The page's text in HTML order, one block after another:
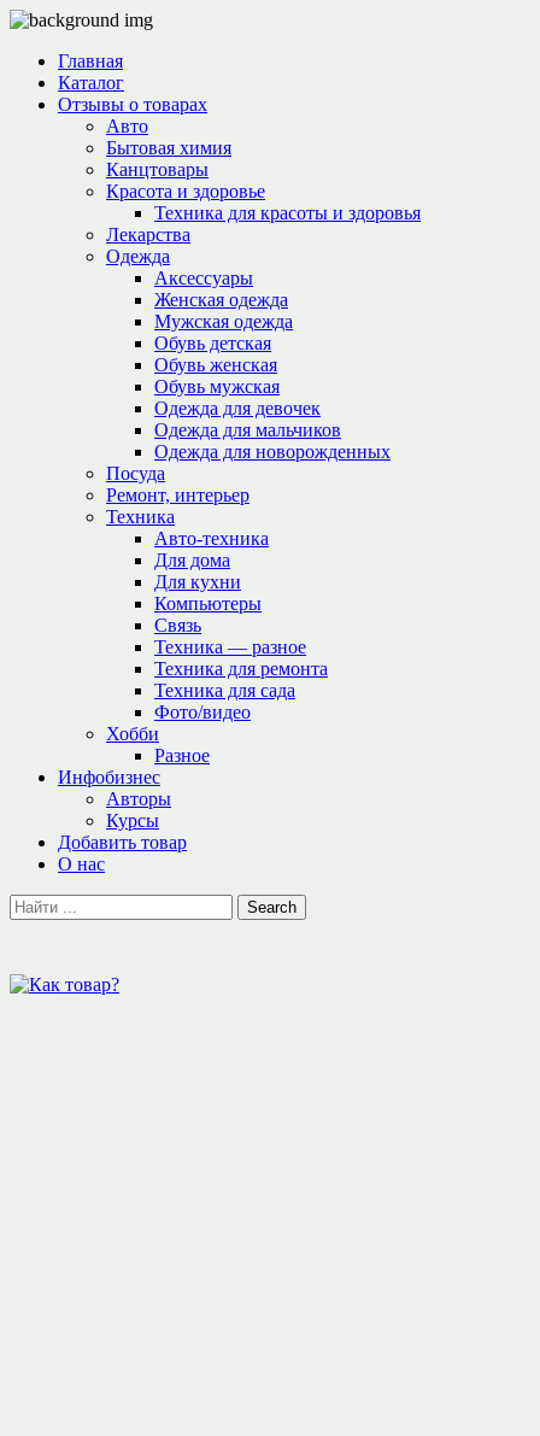
Главная
Каталог
Отзывы о товарах
Авто
Бытовая химия
Канцтовары
Красота и здоровье
Техника для красоты и здоровья
Лекарства
Одежда
Аксессуары
Женская одежда
Мужская одежда
Обувь детская
Обувь женская
Обувь мужская
Одежда для девочек
Одежда для мальчиков
Одежда для новорожденных
Посуда
Ремонт, интерьер
Техника
Авто-техника
Для дома
Для кухни
Компьютеры
Связь
Техника — разное
Техника для ремонта
Техника для сада
Фото/видео
Хобби
Разное
Инфобизнес
Авторы
Курсы
Добавить товар
О нас